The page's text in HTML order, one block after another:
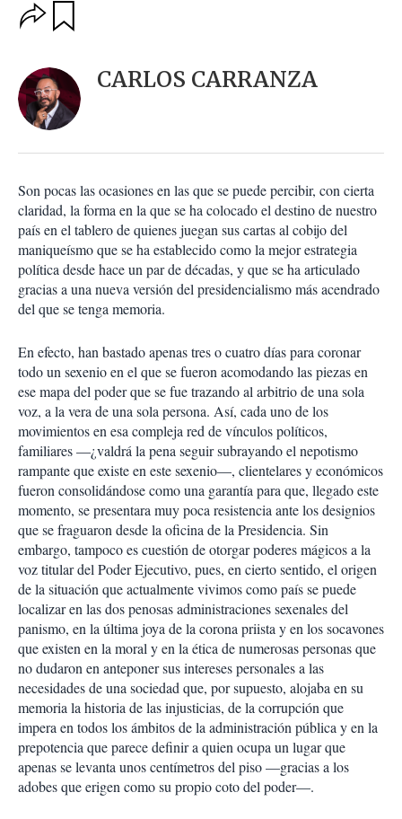
O
p
o
n
e
s
o
m
p
a
r
i
r
a
r
CARLOS CARRANZA
Son pocas las ocasiones en las que se puede percibir, con cierta
claridad, la forma en la que se ha colocado el destino de nuestro
país en el tablero de quienes juegan sus cartas al cobijo del
maniqueísmo que se ha establecido como la mejor estrategia
política desde hace un par de décadas, y que se ha articulado
gracias a una nueva versión del presidencialismo más acendrado
del que se tenga memoria.
En efecto, han bastado apenas tres o cuatro días para coronar
todo un sexenio en el que se fueron acomodando las piezas en
ese mapa del poder que se fue trazando al arbitrio de una sola
voz, a la vera de una sola persona. Así, cada uno de los
movimientos en esa compleja red de vínculos políticos,
familiares —¿valdrá la pena seguir subrayando el nepotismo
rampante que existe en este sexenio—, clientelares y económicos
fueron consolidándose como una garantía para que, llegado este
momento, se presentara muy poca resistencia ante los designios
que se fraguaron desde la oficina de la Presidencia. Sin
embargo, tampoco es cuestión de otorgar poderes mágicos a la
voz titular del Poder Ejecutivo, pues, en cierto sentido, el origen
de la situación que actualmente vivimos como país se puede
localizar en las dos penosas administraciones sexenales del
panismo, en la última joya de la corona priista y en los socavones
que existen en la moral y en la ética de numerosas personas que
no dudaron en anteponer sus intereses personales a las
necesidades de una sociedad que, por supuesto, alojaba en su
memoria la historia de las injusticias, de la corrupción que
impera en todos los ámbitos de la administración pública y en la
prepotencia que parece definir a quien ocupa un lugar que
apenas se levanta unos centímetros del piso —gracias a los
adobes que erigen como su propio coto del poder—.